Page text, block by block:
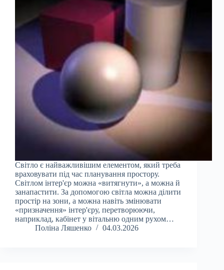
Світло є найважливішим елементом, який треба
враховувати під час планування простору.
Світлом інтер'єр можна «витягнути», а можна й
занапастити. За допомогою світла можна ділити
простір на зони, а можна навіть змінювати
«призначення» інтер'єру, перетворюючи,
наприклад, кабінет у вітальню одним рухом…
Поліна Ляшенко
04.03.2026